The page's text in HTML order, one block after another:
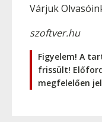
Várjuk
szoftver.hu
Figyelem! A
frissült!
megfelelően